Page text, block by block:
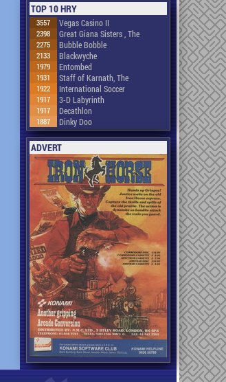
TOP 10 HRY
3557 Vegas Casino II
2398 Great Giana Sisters , The
2275 Bubble Bobble
2133 Blackwyche
1979 Entombed
1931 Staff of Karnath, The
1922 International Soccer
1917 3-D Labyrinth
1917 Decathlon
1887 Dinky Doo
ADVERT